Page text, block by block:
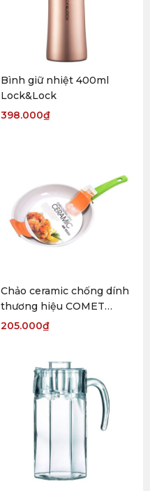
Bình giữ nhiệt 400ml
Lock&Lock
398.000₫
Chảo ceramic chống dính
thương hiệu COMET
20cm
205.000₫